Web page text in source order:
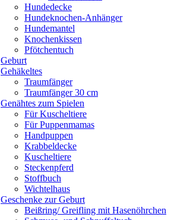
Hundedecke
Hundeknochen-Anhänger
Hundemantel
Knochenkissen
Pfötchentuch
Geburt
Gehäkeltes
Traumfänger
Traumfänger 30 cm
Genähtes zum Spielen
Für Kuscheltiere
Für Puppenmamas
Handpuppen
Krabbeldecke
Kuscheltiere
Steckenpferd
Stoffbuch
Wichtelhaus
Geschenke zur Geburt
Beißring/ Greifling mit Hasenöhrchen